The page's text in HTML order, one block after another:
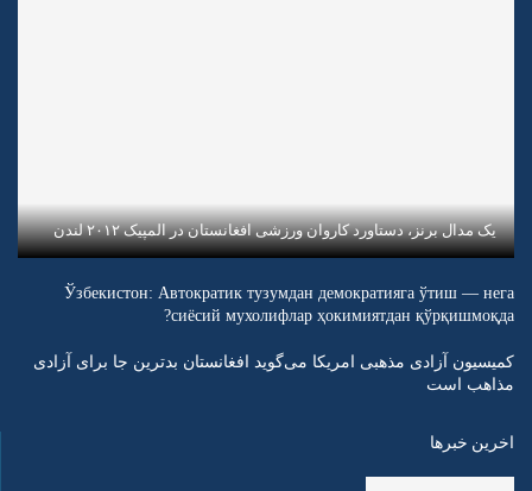
یک مدال برنز، دستاورد کاروان ورزشی افغانستان در المپیک ۲۰۱۲ لندن
Ўзбекистон: Автократик тузумдан демократияга ўтиш — нега
сиёсий мухолифлар ҳокимиятдан қўрқишмоқда?
کمیسیون آزادی مذهبی امریکا می‌گوید افغانستان بدترین جا برای آزادی
مذاهب است
اخرین خبرها